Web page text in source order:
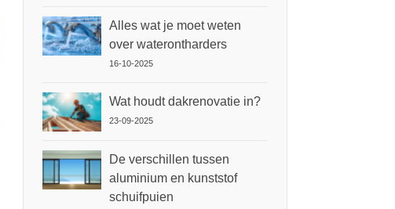
Alles wat je moet weten
over waterontharders
16-10-2025
Wat houdt dakrenovatie in?
23-09-2025
De verschillen tussen
aluminium en kunststof
schuifpuien